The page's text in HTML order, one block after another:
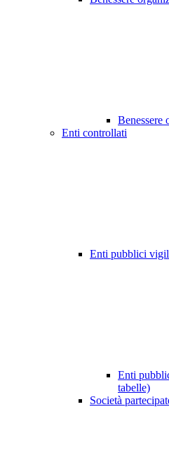
Benessere
Enti controllati
Enti pubblici
Enti
tabelle)
Società